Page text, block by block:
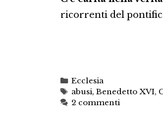
ricorrenti del
Categorie
Ecclesia
Tag
abusi,Benedetto XVI,
2 commenti